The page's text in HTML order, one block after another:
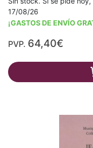
17/08/26
¡GASTOS DE ENVÍO
PVP. 64,40€